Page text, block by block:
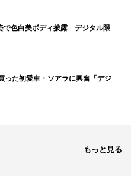
で色白美ボディ披露 デジタル限
った初愛車・ソアラに興奮「デジ
もっと見る